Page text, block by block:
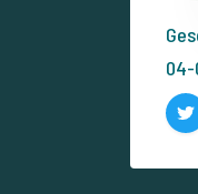
04-